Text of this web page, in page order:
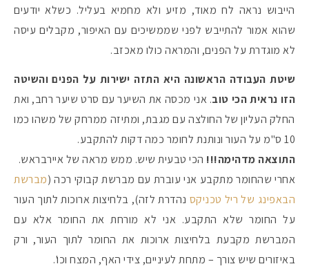
הייבוש נראה לח מאוד, מזיע ולא מחמיא בעליל. כשלא יודעים
שהוא אמור להתייבש לפני שממשיכים עם האיפור, מקבלים עיסה
לא מוגדרת על הפנים, והמראה כולו מאכזב.
שיטת העבודה הראשונה היא התזה ישירות על הפנים והשיטה
הזו נראית הכי טוב. אני מכסה את השיער עם סרט שיער רחב, ואת
החלק העליון של החולצה עם מגבת, ומתיזה ממרחק של משהו כמו
10 ס"מ על העור ונותנת לחומר כמה דקות להתקבע.
התוצאה מדהימה!!! הכי טבעית שיש. ממש מראה של איירבראש.
אחרי שהחומר מתקבע אני עוברת עם מברשת קבוקי רכה (מברשת
הבאפינג של ריל טכניקס נהדרת לזה), בלחיצות ארוכות לתוך העור
על החומר שלא התקבע. אני לא מורחת את החומר אלא עם
המברשת מקבעת בלחיצות ארוכות את החומר לתוך העור, ורק
באיזורים שיש צורך – מתחת לעיניים, צידי האף, המצח וכו'.